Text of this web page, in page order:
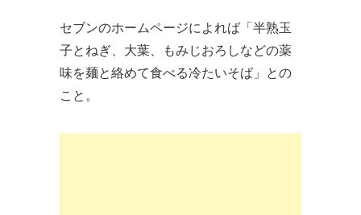
セブンのホームページによれば「半熟玉
子とねぎ、大葉、もみじおろしなどの薬
味を麺と絡めて食べる冷たいそば」との
こと。